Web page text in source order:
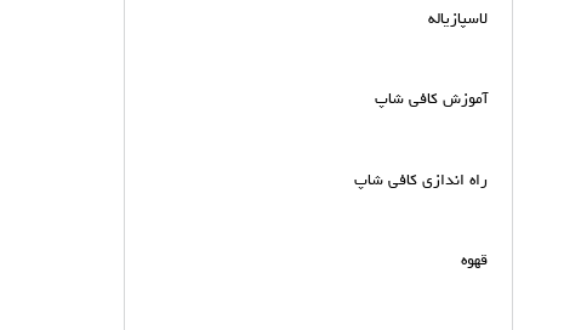
لاسپازیاله
آموزش کافی شاپ
راه اندازی کافی شاپ
قهوه